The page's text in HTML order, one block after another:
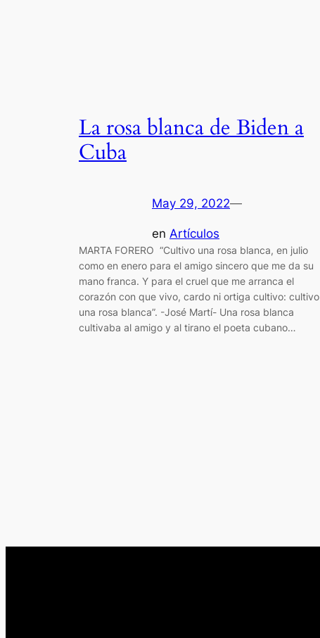
La rosa blanca de Biden a
Cuba
May 29, 2022—
en Artículos
MARTA FORERO “Cultivo una rosa blanca, en julio
como en enero para el amigo sincero que me da su
mano franca. Y para el cruel que me arranca el
corazón con que vivo, cardo ni ortiga cultivo: cultivo
una rosa blanca”. -José Martí- Una rosa blanca
cultivaba al amigo y al tirano el poeta cubano…